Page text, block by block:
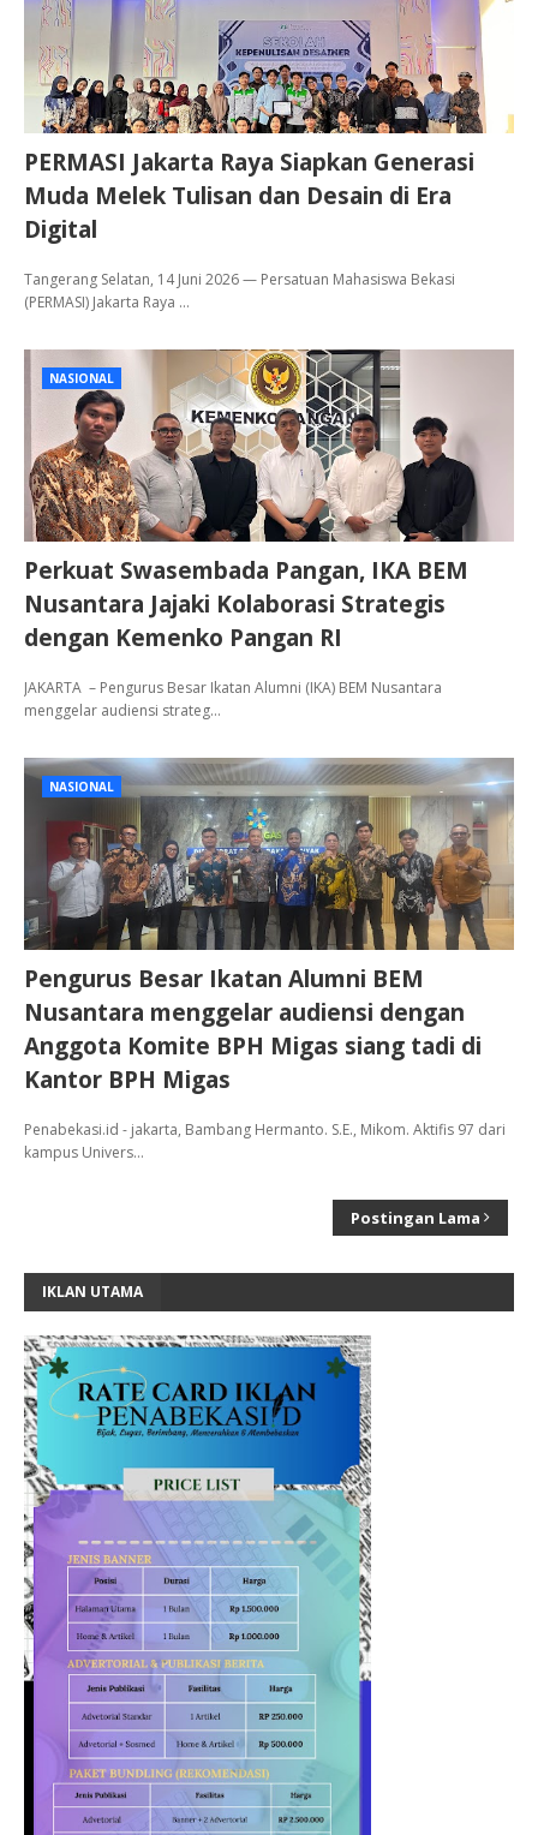
PERMASI Jakarta Raya Siapkan Generasi
Muda Melek Tulisan dan Desain di Era
Digital
Tangerang Selatan, 14 Juni 2026 — Persatuan Mahasiswa Bekasi
(PERMASI) Jakarta Raya …
NASIONAL
Perkuat Swasembada Pangan, IKA BEM
Nusantara Jajaki Kolaborasi Strategis
dengan Kemenko Pangan RI
JAKARTA – Pengurus Besar Ikatan Alumni (IKA) BEM Nusantara
menggelar audiensi strateg…
NASIONAL
Pengurus Besar Ikatan Alumni BEM
Nusantara menggelar audiensi dengan
Anggota Komite BPH Migas siang tadi di
Kantor BPH Migas
Penabekasi.id - jakarta, Bambang Hermanto. S.E., Mikom. Aktifis 97 dari
kampus Univers…
Postingan Lama
IKLAN UTAMA